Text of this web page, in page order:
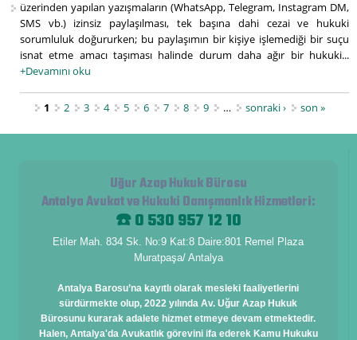
üzerinden yapılan yazışmaların (WhatsApp, Telegram, Instagram DM,
SMS vb.) izinsiz paylaşılması, tek başına dahi cezai ve hukuki
sorumluluk doğururken; bu paylaşımın bir kişiye işlemediği bir suçu
isnat etme amacı taşıması halinde durum daha ağır bir hukuki...
+Devamını oku
Sayfalar
1 2 3 4 5 6 7 8 9 … sonraki › son »
Uğur Azap Hukuk Bürosu
Antalya Avukat ve Hukuki Danışmanlık Hizmetleri:
☎️ 0 530 957 12 10
Etiler Mah. 834 Sk. No:9 Kat:8 Daire:801 Remel Plaza
Muratpaşa/ Antalya
Antalya Barosu’na kayıtlı olarak mesleki faaliyetlerini
sürdürmekte olup, 2022 yılında Av. Uğur Azap Hukuk
Bürosunu kurarak adalete hizmet etmeye devam etmektedir.
Halen, Antalya'da Avukatlık görevini ifa ederek Kamu Hukuku